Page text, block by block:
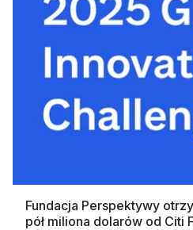
Fundacja Perspektywy
pół miliona dolarów od Citi